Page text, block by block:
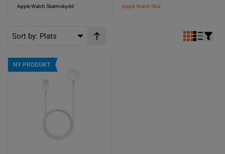
Apple Watch Skärmskydd Apple Watch Skal
Sort by: Plats Stigande ordning
NY PRODUKT